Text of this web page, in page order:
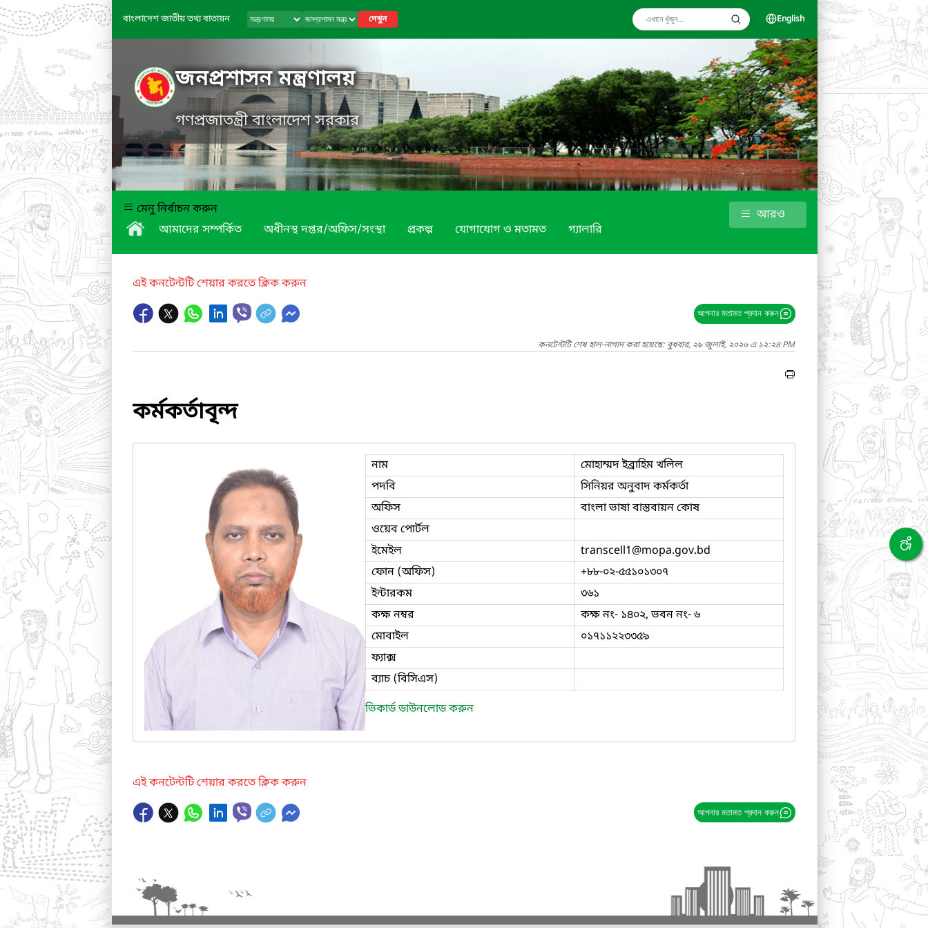
বাংলাদেশ জাতীয় তথ্য বাতায়ন দেখুন English
জনপ্রশাসন মন্ত্রণালয়
গণপ্রজাতন্ত্রী বাংলাদেশ সরকার
মেনু নির্বাচন করুন
আমাদের সম্পর্কিত
অধীনস্থ দপ্তর/অফিস/সংস্থা প্রকল্প যোগাযোগ ও মতামত গ্যালারি
আরও
এই কনটেন্টটি শেয়ার করতে ক্লিক করুন
আপনার মতামত প্রদান করুন
কনটেন্টটি শেষ হাল-নাগাদ করা হয়েছে: বুধবার, ২৯ জুলাই, ২০২৬ এ ১২:২৪ PM
কর্মকর্তাবৃন্দ
নাম
মোহাম্মদ ইব্রাহিম খলিল
পদবি
সিনিয়র অনুবাদ কর্মকর্তা
অফিস
বাংলা ভাষা বাস্তবায়ন কোষ
ওয়েব পোর্টল
ইমেইল
transcell1@mopa.gov.bd
ফোন (অফিস)
+৮৮-০২-৫৫১০১৩০৭
ইন্টারকম
৩৬১
কক্ষ নম্বর
কক্ষ নং- ১৪০২, ভবন নং- ৬
মোবাইল
০১৭১১২২৩৩৫৯
ফ্যাক্স
ব্যাচ (বিসিএস)
ভিকার্ড ডাউনলোড করুন
এই কনটেন্টটি শেয়ার করতে ক্লিক করুন
আপনার মতামত প্রদান করুন